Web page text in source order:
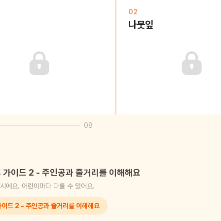
02
나뭇잎
08
가이드 2 - 주인공과 줄거리를 이해해요
에요. 어린이마다 다를 수 있어요.
이드 2 - 주인공과 줄거리를 이해해요